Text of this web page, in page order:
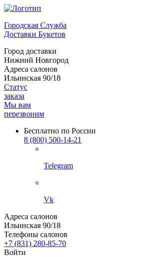
Городская Служба
Доставки Букетов
Город доставки
Нижний Новгород
Адреса салонов
Ильинская 90/18
Статус
заказа
Мы вам
перезвоним
Бесплатно по России
8 (800) 500-14-21
Telegram
Vk
Адреса салонов
Ильинская 90/18
Телефоны салонов
+7 (831) 280-85-70
Войти